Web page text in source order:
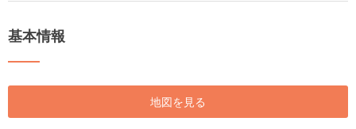
基本情報
地図を見る